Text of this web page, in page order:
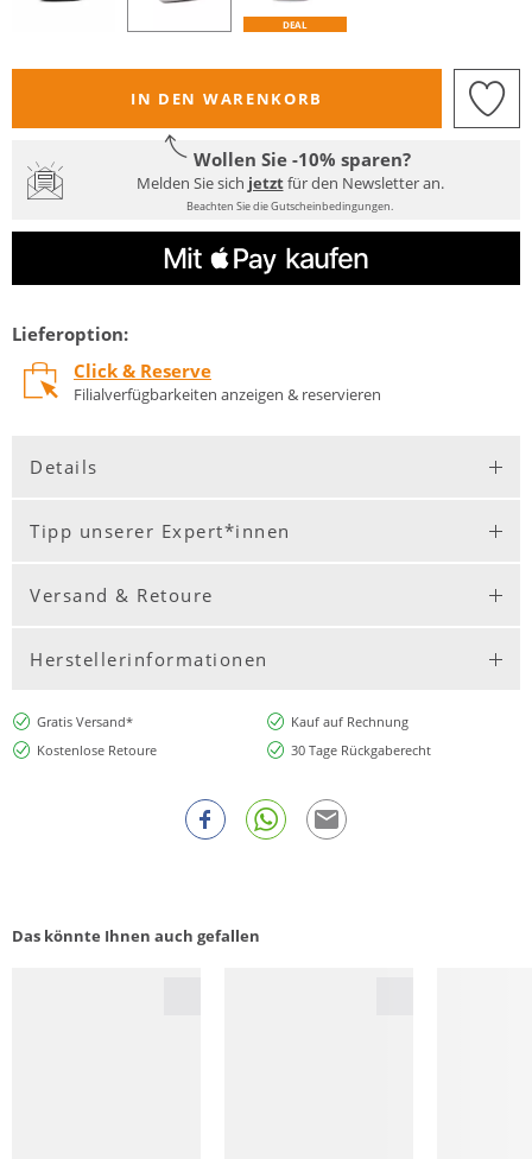
DEAL
IN DEN WARENKORB
Wollen Sie -10% sparen?
Melden Sie sich jetztfür den Newsletter an.
Beachten Sie die Gutscheinbedingungen.
Lieferoption:
Click & Reserve
Filialverfügbarkeiten anzeigen & reservieren
Details
Tipp unserer Expert*innen
Versand & Retoure
Herstellerinformationen
Gratis Versand*
Kauf auf Rechnung
Kostenlose Retoure
30 Tage Rückgaberecht
Das könnte Ihnen auch gefallen